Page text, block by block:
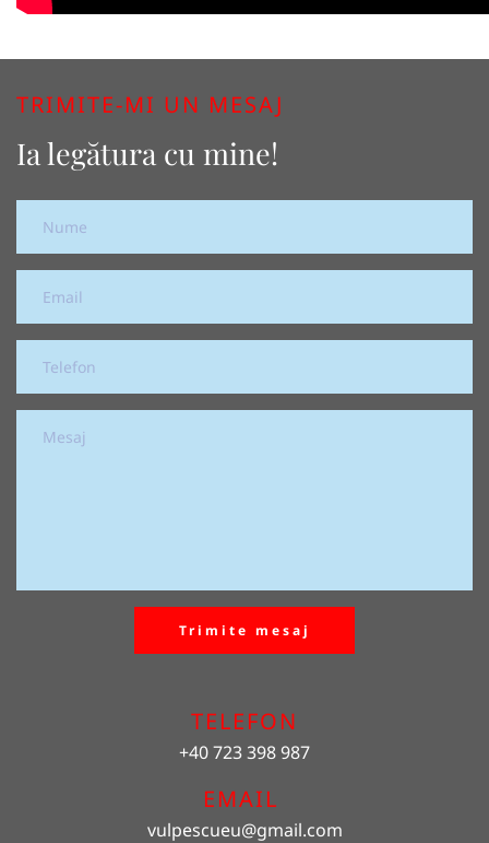
TRIMITE-MI UN MESAJ
Ia legătura cu mine!
Trimite mesaj
TELEFON
+40 723 398 987
EMAIL
vulpescueu@gmail.com